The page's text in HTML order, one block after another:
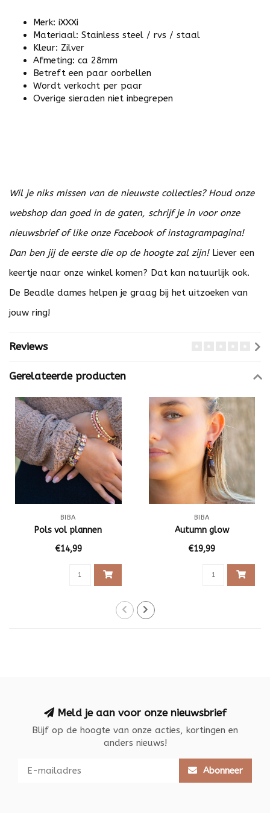
Merk: iXXXi
Materiaal: Stainless steel / rvs / staal
Kleur: Zilver
Afmeting: ca 28mm
Betreft een paar oorbellen
Wordt verkocht per paar
Overige sieraden niet inbegrepen
Wil je niks missen van de nieuwste collecties? Houd onze
webshop dan goed in de gaten, schrijf je in voor onze
nieuwsbrief of like onze Facebook of instagrampagina!
Dan ben jij de eerste die op de hoogte zal zijn!Liever een
keertje naar onze winkel komen? Dat kan natuurlijk ook.
De Beadle dames helpen je graag bij het uitzoeken van
jouw ring!
Reviews
Gerelateerde producten
BIBA
Pols vol plannen
€14,99
BIBA
Autumn glow
€19,99
Meld je aan voor onze nieuwsbrief
Blijf op de hoogte van onze acties, kortingen en
anders nieuws!
Abonneer